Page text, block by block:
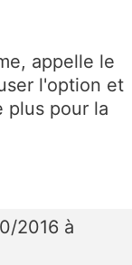
appelle le
l'option et
plus pour la
2016 à